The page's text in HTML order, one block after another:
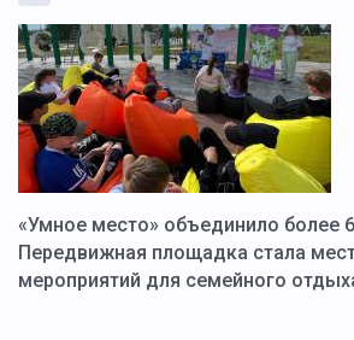
«Умное место» объединило более
Передвижная площадка стала
мероприятий для семейного